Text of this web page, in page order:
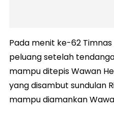
Pada menit ke-62
peluang setelah
mampu ditepis Wawan
yang disambut sundulan
mampu diamankan